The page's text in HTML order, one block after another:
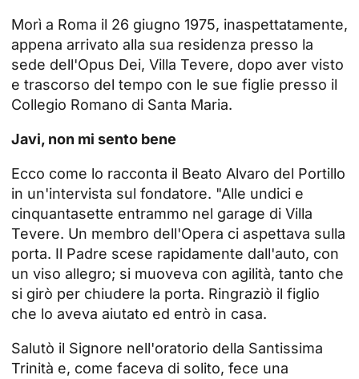
Morì a Roma il 26 giugno 1975, inaspettatamente,
appena arrivato alla sua residenza presso la
sede dell'Opus Dei, Villa Tevere, dopo aver visto
e trascorso del tempo con le sue figlie presso il
Collegio Romano di Santa Maria.
Javi, non mi sento bene
Ecco come lo racconta il Beato Alvaro del Portillo
in un'intervista sul fondatore. "Alle undici e
cinquantasette entrammo nel garage di Villa
Tevere. Un membro dell'Opera ci aspettava sulla
porta. Il Padre scese rapidamente dall'auto, con
un viso allegro; si muoveva con agilità, tanto che
si girò per chiudere la porta. Ringraziò il figlio
che lo aveva aiutato ed entrò in casa.
Salutò il Signore nell'oratorio della Santissima
Trinità e, come faceva di solito, fece una